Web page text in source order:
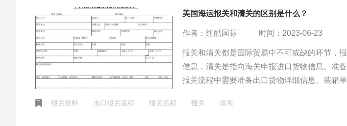
美国海运报关和清关的区别是什么？
作者：纽酷国际 时间：2023-06-23
报关和清关都是国际贸易中不可或缺的环节，
信息，清关是指向海关申报进口货物信息。准
报关流程中需要准备出口货物详细信息、装箱
和清关可以确保货物的合法性，促进进出口贸
报关资料 出口报关流程 报关流程 报关 清关